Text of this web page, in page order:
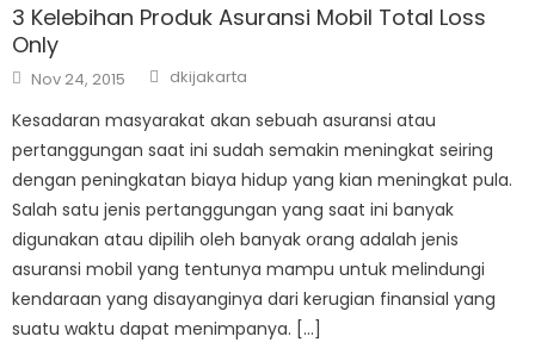
3 Kelebihan Produk Asuransi Mobil Total Loss
Only
Posted
on
Nov 24, 2015 Author
dkijakarta
Kesadaran masyarakat akan sebuah asuransi atau
pertanggungan saat ini sudah semakin meningkat seiring
dengan peningkatan biaya hidup yang kian meningkat pula.
Salah satu jenis pertanggungan yang saat ini banyak
digunakan atau dipilih oleh banyak orang adalah jenis
asuransi mobil yang tentunya mampu untuk melindungi
kendaraan yang disayanginya dari kerugian finansial yang
suatu waktu dapat menimpanya. […]